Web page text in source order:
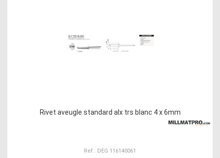
Rivet aveugle standard alx trs blanc 4 x 6mm
Ref : DEG 116140061